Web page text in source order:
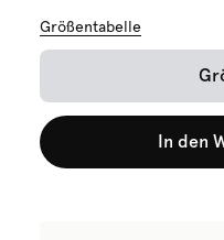
Größentabelle
In den